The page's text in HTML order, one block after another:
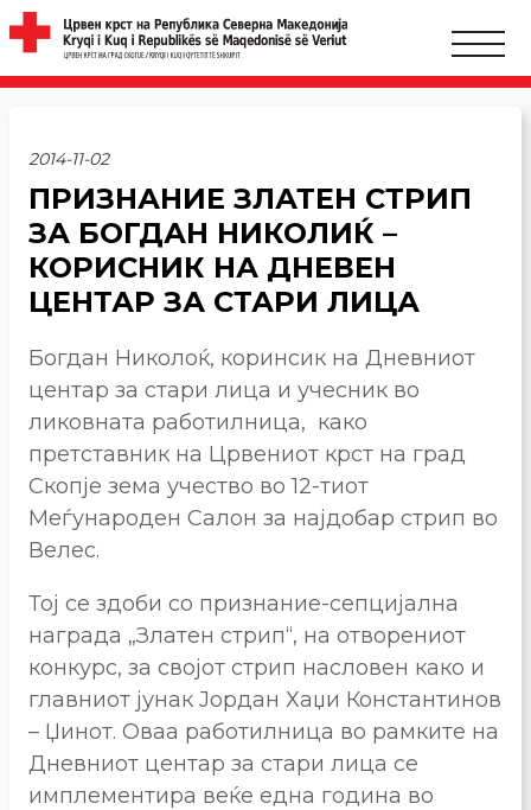
2014-11-02
ПРИЗНАНИЕ ЗЛАТЕН СТРИП
ЗА БОГДАН НИКОЛИЌ –
КОРИСНИК НА ДНЕВЕН
ЦЕНТАР ЗА СТАРИ ЛИЦА
Богдан Николоќ, коринсик на Дневниот
центар за стари лица и учесник во
ликовната работилница, како
претставник на Црвениот крст на град
Скопје зема учество во 12-тиот
Меѓународен Салон за најдобар стрип во
Велес.
Тој се здоби со признание-сепцијална
награда „Златен стрип“, на отворениот
конкурс, за својот стрип насловен како и
главниот јунак Јордан Хаџи Константинов
– Џинот. Оваа работилница во рамките на
Дневниот центар за стари лица се
имплементира веќе една година во